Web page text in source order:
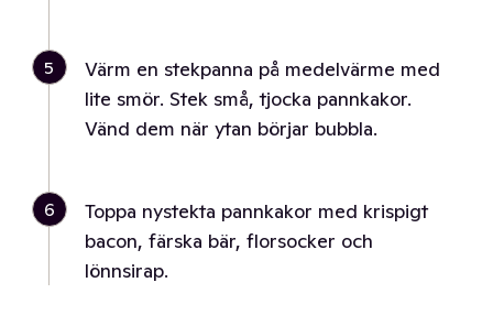
5
Värm en stekpanna på medelvärme med
lite smör. Stek små, tjocka pannkakor.
Vänd dem när ytan börjar bubbla.
6
Toppa nystekta pannkakor med krispigt
bacon, färska bär, florsocker och
lönnsirap.